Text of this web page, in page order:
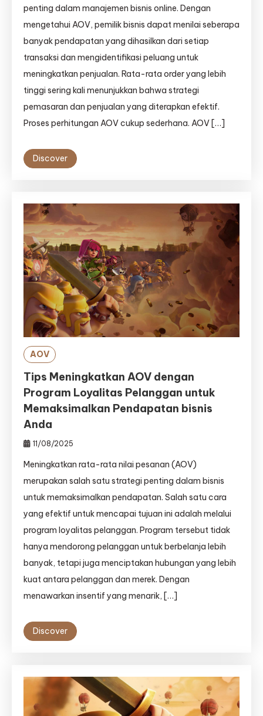
penting dalam manajemen bisnis online. Dengan
mengetahui AOV, pemilik bisnis dapat menilai seberapa
banyak pendapatan yang dihasilkan dari setiap
transaksi dan mengidentifikasi peluang untuk
meningkatkan penjualan. Rata-rata order yang lebih
tinggi sering kali menunjukkan bahwa strategi
pemasaran dan penjualan yang diterapkan efektif.
Proses perhitungan AOV cukup sederhana. AOV […]
Discover
AOV
Tips Meningkatkan AOV dengan
Program Loyalitas Pelanggan untuk
Memaksimalkan Pendapatan bisnis
Anda
11/08/2025
Meningkatkan rata-rata nilai pesanan (AOV)
merupakan salah satu strategi penting dalam bisnis
untuk memaksimalkan pendapatan. Salah satu cara
yang efektif untuk mencapai tujuan ini adalah melalui
program loyalitas pelanggan. Program tersebut tidak
hanya mendorong pelanggan untuk berbelanja lebih
banyak, tetapi juga menciptakan hubungan yang lebih
kuat antara pelanggan dan merek. Dengan
menawarkan insentif yang menarik, […]
Discover